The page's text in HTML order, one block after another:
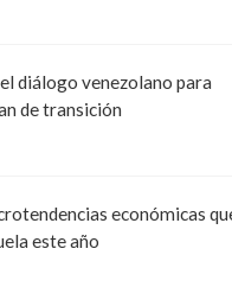
diálogo venezolano para
de transición
económicas
este año